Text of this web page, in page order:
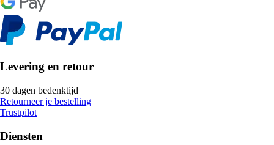
Levering en retour
30 dagen bedenktijd
Retourneer je bestelling
Trustpilot
Diensten